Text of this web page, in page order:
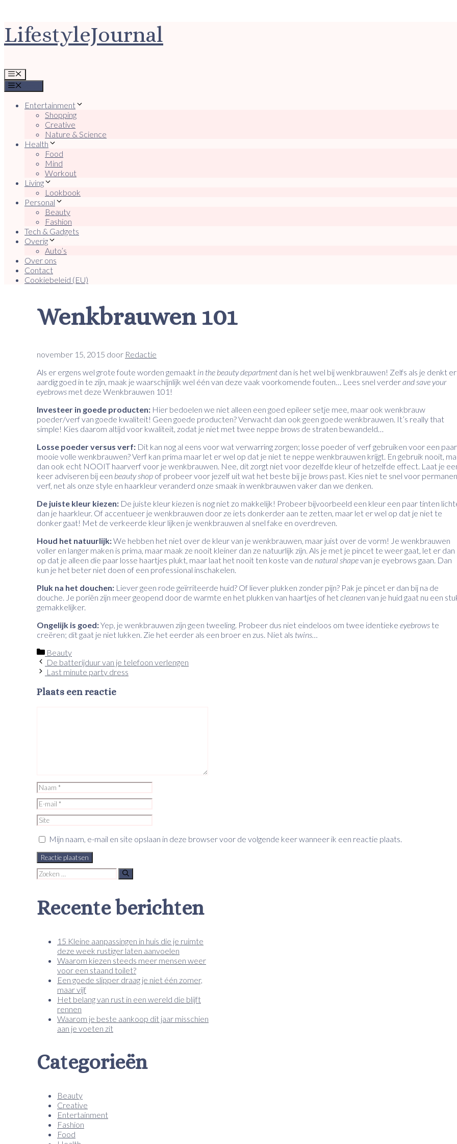
Ga
naar
de
LifestyleJournal
Menu
Entertainment
Shopping
Creative
Nature & Science
Health
Food
Mind
Workout
Living
Lookbook
Personal
Beauty
Fashion
Tech & Gadgets
Overig
Auto’s
Over ons
Contact
Cookiebeleid (EU)
Wenkbrauwen 101
november 15, 2015 door Redactie
Als er ergens wel grote foute worden gemaakt in the beauty department dan is het wel bij wenkbrauwen! Zelfs als je denkt er
aardig goed in te zijn, maak je waarschijnlijk wel één van deze vaak voorkomende fouten… Lees snel verderand save your
eyebrows met deze Wenkbrauwen 101!
Investeer in goede producten: Hier bedoelen we niet alleen een goed epileer setje mee, maar ook wenkbrauw
poeder/verf van goede kwaliteit! Geen goede producten? Verwacht dan ook geen goede wenkbrauwen. It’s really that
simple! Kies daarom altijd voor kwaliteit, zodat je niet met twee neppe brows de straten bewandeld…
Losse poeder versus verf: Dit kan nog al eens voor wat verwarring zorgen; losse poeder of verf gebruiken voor een paar
mooie volle wenkbrauwen? Verf kan prima maar let er wel op dat je niet te neppe wenkbrauwen krijgt. En gebruik nooit,
dan ook echt NOOIT haarverf voor je wenkbrauwen. Nee, dit zorgt niet voor dezelfde kleur of hetzelfde effect. Laat je
keer adviseren bij een beauty shop of probeer voor jezelf uit wat het beste bij je brows past. Kies niet te snel voor
verf, net als onze style en haarkleur veranderd onze smaak in wenkbrauwen vaker dan we denken.
De juiste kleur kiezen: De juiste kleur kiezen is nog niet zo makkelijk! Probeer bijvoorbeeld een kleur een paar tinten
dan je haarkleur. Of accentueer je wenkbrauwen door ze iets donkerder aan te zetten, maar let er wel op dat je niet te
donker gaat! Met de verkeerde kleur lijken je wenkbrauwen al snel fake en overdreven.
Houd het natuurlijk:We hebben het niet over de kleur van je wenkbrauwen, maar juist over de vorm! Je wenkbrauwen
voller en langer maken is prima, maar maak ze nooit kleiner dan ze natuurlijk zijn. Als je met je pincet te weer gaat, let er dan
op dat je alleen die paar losse haartjes plukt, maar laat het nooit ten koste van de natural shapevan je eyebrows gaan. Dan
kun je het beter niet doen of een professional inschakelen.
Pluk na het douchen: Liever geen rode geïrriteerde huid? Of liever plukken zonder pijn? Pak je pincet er dan bij na de
douche. Je poriën zijn meer geopend door de warmte en het plukken van haartjes of hetcleanenvan je huid gaat nu een
gemakkelijker.
Ongelijk is goed:Yep, je wenkbrauwen zijn geen tweeling. Probeer dus niet eindeloos om twee identieke eyebrows te
creëren; dit gaat je niet lukken. Zie het eerder als een broer en zus. Niet als twins…
Categorieën
Beauty
De batterijduur van je telefoon verlengen
Last minute party dress
Plaats een reactie
Naam
E-
mail
Site
Mijn naam, e-mail en site opslaan in deze browser voor de volgende keer wanneer ik een reactie plaats.
Zoek
naar:
Recente berichten
15 Kleine aanpassingen in huis die je ruimte
deze week rustiger laten aanvoelen
Waarom kiezen steeds meer mensen weer
voor een staand toilet?
Een goede slipper draag je niet één zomer,
maar vijf
Het belang van rust in een wereld die blijft
rennen
Waarom je beste aankoop dit jaar misschien
aan je voeten zit
Categorieën
Beauty
Creative
Entertainment
Fashion
Food